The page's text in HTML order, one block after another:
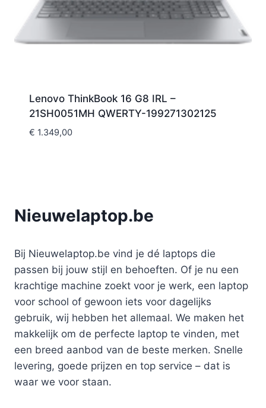
Lenovo ThinkBook 16 G8 IRL –
21SH0051MH QWERTY-199271302125
€ 1.349,00
Nieuwelaptop.be
Bij Nieuwelaptop.be vind je dé laptops die
passen bij jouw stijl en behoeften. Of je nu een
krachtige machine zoekt voor je werk, een laptop
voor school of gewoon iets voor dagelijks
gebruik, wij hebben het allemaal. We maken het
makkelijk om de perfecte laptop te vinden, met
een breed aanbod van de beste merken. Snelle
levering, goede prijzen en top service – dat is
waar we voor staan.